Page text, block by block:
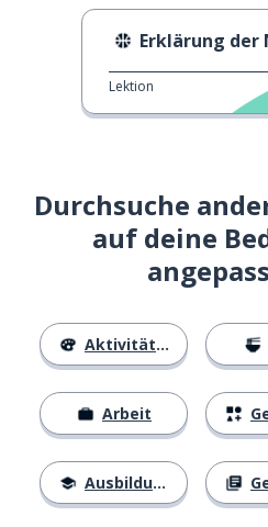
Erklärung der
Lektion
Durchsuche
auf deine
Aktivitäten
Arbeit
Ausbildung